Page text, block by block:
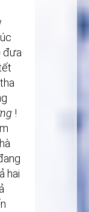
đưa
!
hai